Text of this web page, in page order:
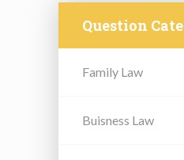
Question
Family Law
Buisness Law